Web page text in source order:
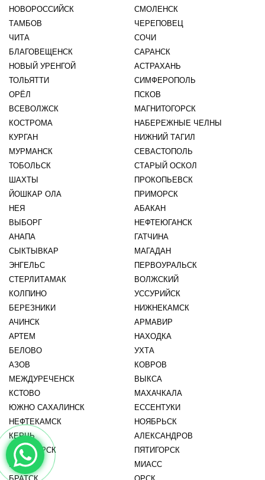
НОВОРОССИЙСК
СМОЛЕНСК
ТАМБОВ
ЧЕРЕПОВЕЦ
ЧИТА
СОЧИ
БЛАГОВЕЩЕНСК
САРАНСК
НОВЫЙ УРЕНГОЙ
АСТРАХАНЬ
ТОЛЬЯТТИ
СИМФЕРОПОЛЬ
ОРЁЛ
ПСКОВ
ВСЕВОЛЖСК
МАГНИТОГОРСК
КОСТРОМА
НАБЕРЕЖНЫЕ ЧЕЛНЫ
КУРГАН
НИЖНИЙ ТАГИЛ
МУРМАНСК
СЕВАСТОПОЛЬ
ТОБОЛЬСК
СТАРЫЙ ОСКОЛ
ШАХТЫ
ПРОКОПЬЕВСК
ЙОШКАР ОЛА
ПРИМОРСК
НЕЯ
АБАКАН
ВЫБОРГ
НЕФТЕЮГАНСК
АНАПА
ГАТЧИНА
СЫКТЫВКАР
МАГАДАН
ЭНГЕЛЬС
ПЕРВОУРАЛЬСК
СТЕРЛИТАМАК
ВОЛЖСКИЙ
КОЛПИНО
УССУРИЙСК
БЕРЕЗНИКИ
НИЖНЕКАМСК
АЧИНСК
АРМАВИР
АРТЕМ
НАХОДКА
БЕЛОВО
УХТА
АЗОВ
КОВРОВ
МЕЖДУРЕЧЕНСК
ВЫКСА
КСТОВО
МАХАЧКАЛА
ЮЖНО САХАЛИНСК
ЕССЕНТУКИ
НЕФТЕКАМСК
НОЯБРЬСК
КЕРЧЬ
АЛЕКСАНДРОВ
ПРИОЗЕРСК
ПЯТИГОРСК
БИЙСК
МИАСС